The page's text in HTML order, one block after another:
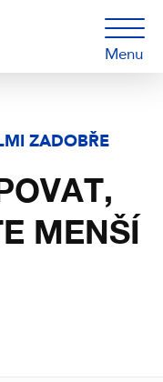
Menu
ZADOBŘE
MENŠÍ